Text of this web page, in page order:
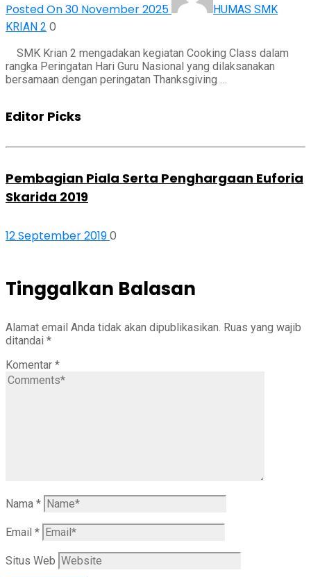
Posted On 30 November 2025
HUMAS SMK
KRIAN 2 0
SMK Krian 2 mengadakan kegiatan Cooking Class dalam
rangka Peringatan Hari Guru Nasional yang dilaksanakan
bersamaan dengan peringatan Thanksgiving …
Editor Picks
Pembagian Piala Serta Penghargaan Euforia
Skarida 2019
12 September 20190
Tinggalkan Balasan
Alamat email Anda tidak akan dipublikasikan. Ruas yang wajib
ditandai *
Komentar *
Nama *
Email *
Situs Web